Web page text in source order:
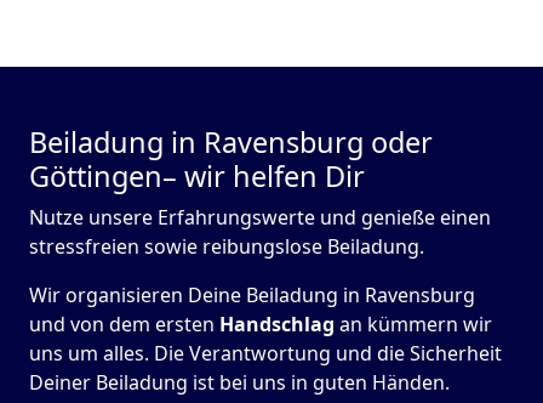
Beiladung in Ravensburg oder
Göttingen– wir helfen Dir
Nutze unsere Erfahrungswerte und genieße einen
stressfreien sowie reibungslose Beiladung.
Wir organisieren Deine Beiladung in Ravensburg
und von dem ersten Handschlag an kümmern wir
uns um alles. Die Verantwortung und die Sicherheit
Deiner Beiladung ist bei uns in guten Händen.